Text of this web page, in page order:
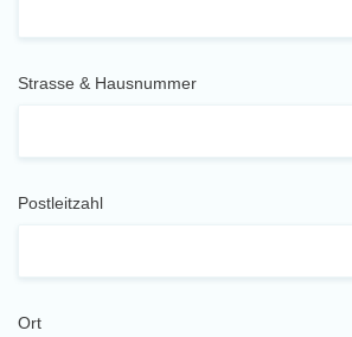
Strasse & Hausnummer
Postleitzahl
Ort